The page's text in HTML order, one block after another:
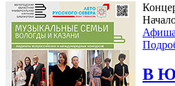
Афиша
В